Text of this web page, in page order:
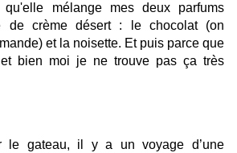
qu'elle mélange mes deux parfums
de crème désert : le chocolat (on
et la noisette. Et puis parce que
bien moi je ne trouve pas ça très
le gateau, il y a un voyage d’une